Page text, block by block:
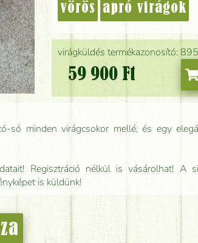
virágküldés termékazonosító:
59 900 Ft
vörös apró virágok
só minden virágcsokor mellé, és egy
Regisztráció nélkül is vásárolhat! A
is küldünk!